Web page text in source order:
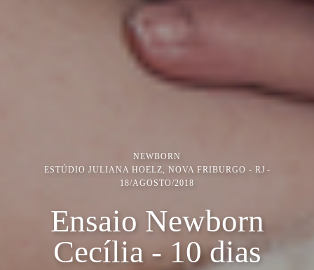
NEWBORN
ESTÚDIO JULIANA HOELZ, NOVA FRIBURGO - RJ
18/AGOSTO/2018
Ensaio Newborn
Cecília - 10 dias